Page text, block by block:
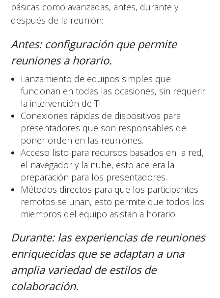
básicas como avanzadas, antes, durante y
después de la reunión:
Antes: configuración que permite
reuniones a horario.
Lanzamiento de equipos simples que
funcionan en todas las ocasiones, sin requerir
la intervención de TI.
Conexiones rápidas de dispositivos para
presentadores que son responsables de
poner orden en las reuniones.
Acceso listo para recursos basados en la red,
el navegador y la nube, esto acelera la
preparación para los presentadores.
Métodos directos para que los participantes
remotos se unan, esto permite que todos los
miembros del equipo asistan a horario.
Durante: las experiencias de reuniones
enriquecidas que se adaptan a una
amplia variedad de estilos de
colaboración.